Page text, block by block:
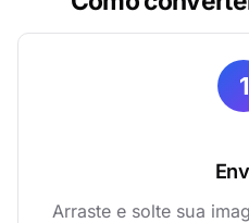
1
Arraste e solte sua